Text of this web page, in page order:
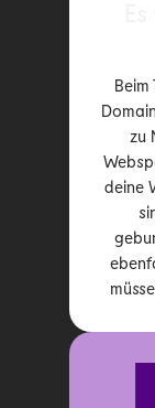
zu
deine